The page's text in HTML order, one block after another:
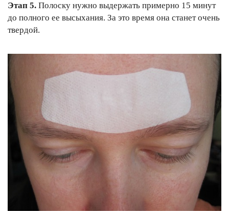
Этап 5. Полоску нужно выдержать примерно 15 минут
до полного ее высыхания. За это время она станет очень
твердой.